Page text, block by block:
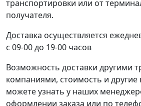
транспортировки или от
получателя.
Доставка осуществляется
с 09-00 до 19-00 часов
Возможность доставки другими
компаниями, стоимость и
можете узнать у наших
оформлении заказа или по